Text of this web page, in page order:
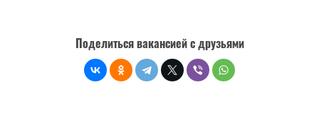
Поделиться вакансией с друзьями